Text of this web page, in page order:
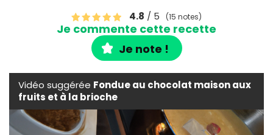
4.8 / 5 (15 notes)
Je commente cette recette
Je note !
Vidéo suggérée Fondue au chocolat maison aux
fruits et à la brioche